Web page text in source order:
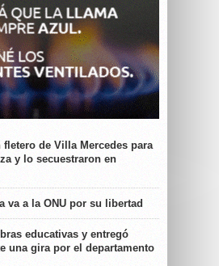
fletero de Villa Mercedes para
y lo secuestraron en
va a la ONU por su libertad
educativas y entregó
una gira por el departamento